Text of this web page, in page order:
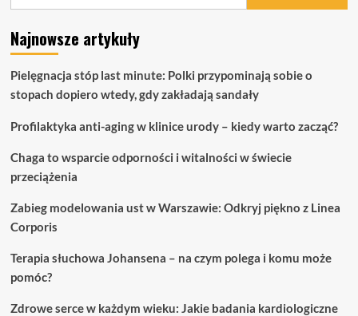
Najnowsze artykuły
Pielęgnacja stóp last minute: Polki przypominają sobie o
stopach dopiero wtedy, gdy zakładają sandały
Profilaktyka anti-aging w klinice urody – kiedy warto zacząć?
Chaga to wsparcie odporności i witalności w świecie
przeciążenia
Zabieg modelowania ust w Warszawie: Odkryj piękno z Linea
Corporis
Terapia słuchowa Johansena – na czym polega i komu może
pomóc?
Zdrowe serce w każdym wieku: Jakie badania kardiologiczne